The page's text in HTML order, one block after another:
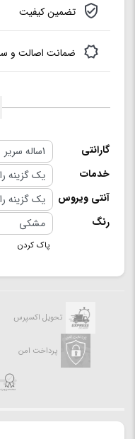
تضمین کیفیت
ضمانت اصالت و
گارانتی
خدمات
آنتی ویروس
رنگ
پاک کردن
تحویل اکسپرس
پرداخت امن